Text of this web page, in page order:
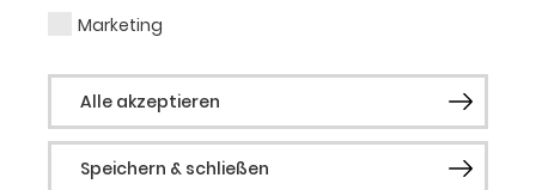
Marketing
Alle akzeptieren
Speichern & schließen
Richard-Salvador Wolff absolvierte sein
Studium an der Folkwang Universität der